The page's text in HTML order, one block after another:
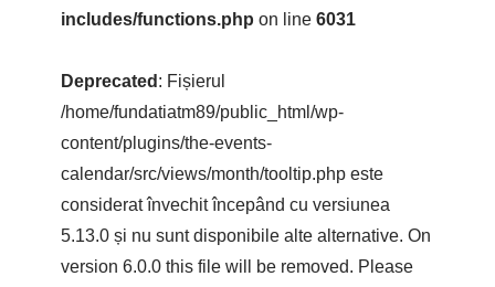
includes/functions.php on line 6031
Deprecated : Fișierul
/home/fundatiatm89/public_html/wp-
content/plugins/the-events-
calendar/src/views/month/tooltip.php este
considerat învechit începând cu versiunea
5.13.0 și nu sunt disponibile alte alternative. On
version 6.0.0 this file will be removed. Please